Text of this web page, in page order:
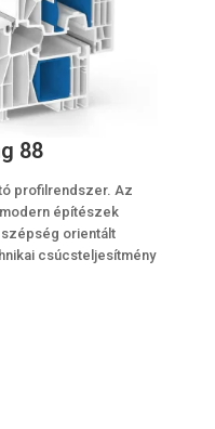
88
profilrendszer. Az
építészek
szépség orientált
csúcsteljesítmény